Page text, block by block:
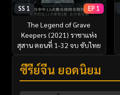
SS 1 EP 1
The Legend of Grave
Keepers (2021) ราชาแห่ง
สุสาน ตอนที่ 1-32 จบ ซับไทย
ซีรี่ย์จีน ยอดนิยม